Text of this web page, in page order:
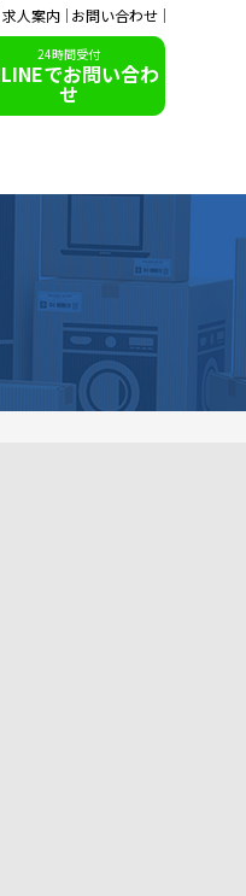
求人案内 お問い合わせ
24時間受付
LINEでお問い合わ
せ